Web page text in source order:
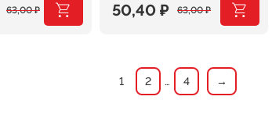
63,00₽ 63,00₽
Первоначальная
составляла
63,00 ₽.
50,40 ₽
Текущая
50,40 ₽.
1 2 … 4 →